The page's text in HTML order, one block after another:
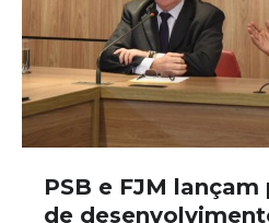
PSB e FJM
de